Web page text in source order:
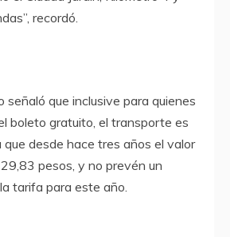
recordó.
señaló que inclusive para quienes
boleto gratuito, el transporte es
que desde hace tres años el valor
pesos, y no prevén un
tarifa para este año.